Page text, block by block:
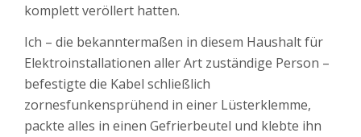
komplett veröllert hatten.
Ich – die bekanntermaßen in diesem Haushalt für
Elektroinstallationen aller Art zuständige Person –
befestigte die Kabel schließlich
zornesfunkensprühend in einer Lüsterklemme,
packte alles in einen Gefrierbeutel und klebte ihn